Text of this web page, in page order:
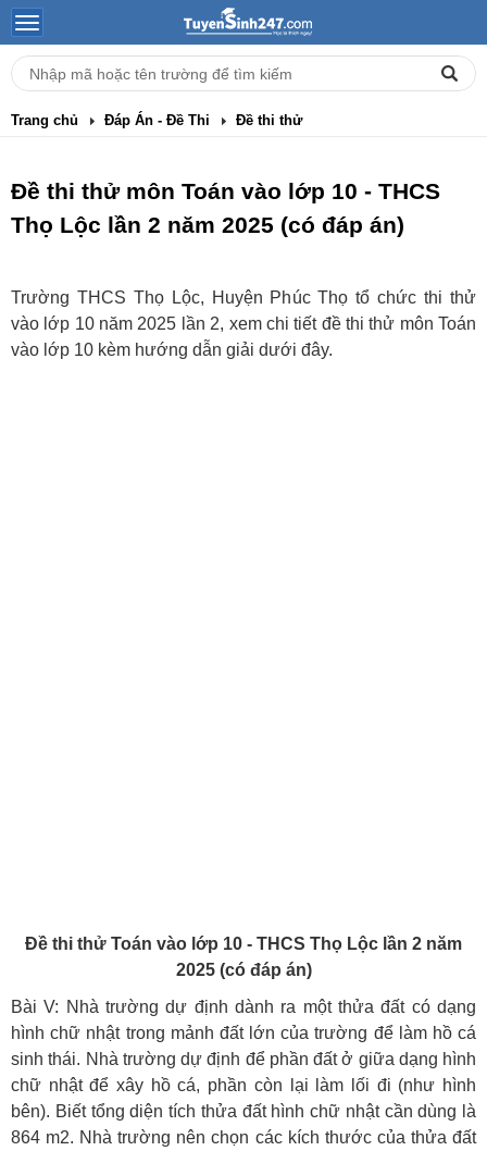
Trang chủ Đáp Án - Đề Thi Đề thi thử
Đề thi thử môn Toán vào lớp 10 - THCS
Thọ Lộc lần 2 năm 2025 (có đáp án)
Trường THCS Thọ Lộc, Huyện Phúc Thọ tổ chức thi thử
vào lớp 10 năm 2025 lần 2, xem chi tiết đề thi thử môn Toán
vào lớp 10 kèm hướng dẫn giải dưới đây.
Đề thi thử Toán vào lớp 10 - THCS Thọ Lộc lần 2 năm
2025 (có đáp án)
Bài V: Nhà trường dự định dành ra một thửa đất có dạng
hình chữ nhật trong mảnh đất lớncủa trường để làm hồ cá
sinh thái. Nhà trường dự định để phần đất ở giữa dạng hình
chữ nhật để xây hồ cá, phần còn lại làm lối đi (như hình
bên). Biết tổng diện tích thửa đất hình chữ nhật cần dùng là
864 m2. Nhà trường nên chọn các kích thước của thửa đất